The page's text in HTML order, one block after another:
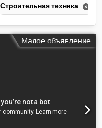
Строительная техника
Малое объявление